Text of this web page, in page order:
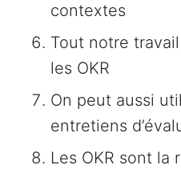
contextes
Tout notre
les OKR
On peut aussi
entretiens
Les OKR sont la